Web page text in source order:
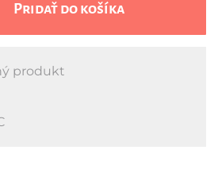
Pridať do košíka
produkt